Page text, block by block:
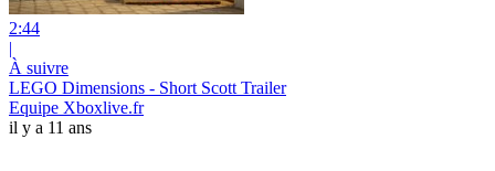
2:44
|
À suivre
LEGO Dimensions - Short Scott Trailer
Equipe Xboxlive.fr
il y a 11 ans